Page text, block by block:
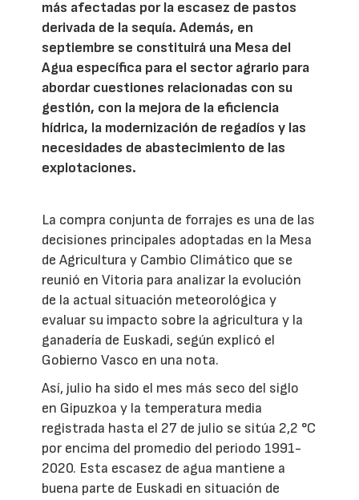
más afectadas por la escasez de pastos
derivada de la sequía. Además, en
septiembre se constituirá una Mesa del
Agua específica para el sector agrario para
abordar cuestiones relacionadas con su
gestión, con la mejora de la eficiencia
hídrica, la modernización de regadíos y las
necesidades de abastecimiento de las
explotaciones.
La compra conjunta de forrajes es una de las
decisiones principales adoptadas en la Mesa
de Agricultura y Cambio Climático que se
reunió en Vitoria para analizar la evolución
de la actual situación meteorológica y
evaluar su impacto sobre la agricultura y la
ganadería de Euskadi, según explicó el
Gobierno Vasco en una nota.
Así, julio ha sido el mes más seco del siglo
en Gipuzkoa y la temperatura media
registrada hasta el 27 de julio se sitúa 2,2 °C
por encima del promedio del periodo 1991-
2020. Esta escasez de agua mantiene a
buena parte de Euskadi en situación de